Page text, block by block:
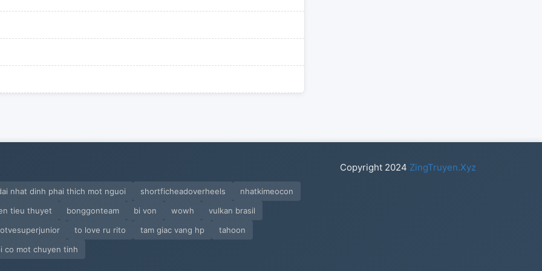
nhat dinh phai thich mot nguoi shortficheadoverheels
nhatkimeocon
tieu thuyet bonggonteam bi von wowh
vulkan brasil
to love ru rito tam giac vang hp
tahoon
co mot chuyen tinh
Copyright 2024 ZingTruyen.Xyz